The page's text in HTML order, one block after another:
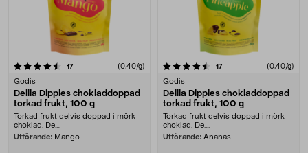
17recensioner (0,40/g)
Godis
Dellia Dippies chokladdoppad
torkad frukt, 100 g
Torkad frukt delvis doppad i mörk
choklad. De....
Utförande: Mango
4.5 av 5 stjärnor 17recensioner (0,40/g)
Godis
Dellia Dippies chokladdoppad
torkad frukt, 100 g
Torkad frukt delvis doppad i mörk
choklad. De....
Utförande: Ananas